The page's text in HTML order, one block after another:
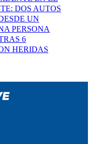
DOS AUTOS
UN
PERSONA
6
HERIDAS